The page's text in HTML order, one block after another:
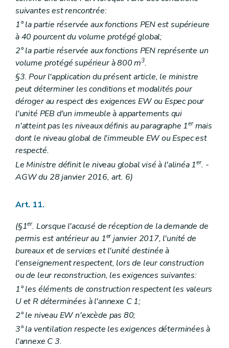
suivantes est rencontrée:
1° la partie réservée aux fonctions PEN est supérieure
à 40 pourcent du volume protégé global;
2° la partie réservée aux fonctions PEN représente un
volume protégé supérieur à 800 m3.
§3. Pour l'application du présent article, le ministre
peut déterminer les conditions et modalités pour
déroger au respect des exigences EW ou Espec pour
l'unité PEB d'un immeuble à appartements qui
n'atteint pas les niveaux définis au paragraphe 1ermais
dont le niveau global de l'immeuble EW ou Espec est
respecté.
Le Ministre définit le niveau global visé à l'alinéa 1er. -
AGW du 28 janvier 2016, art. 6)
Art. 11.
(§1er. Lorsque l'accusé de réception de la demande de
permis est antérieur au 1erjanvier 2017, l'unité de
bureaux et de services et l'unité destinée à
l'enseignement respectent, lors de leur construction
ou de leur reconstruction, les exigences suivantes:
1° les éléments de construction respectent les valeurs
U et R déterminées à l'annexe C 1;
2° le niveau EW n'excède pas 80;
3° la ventilation respecte les exigences déterminées à
l'annexe C 3.